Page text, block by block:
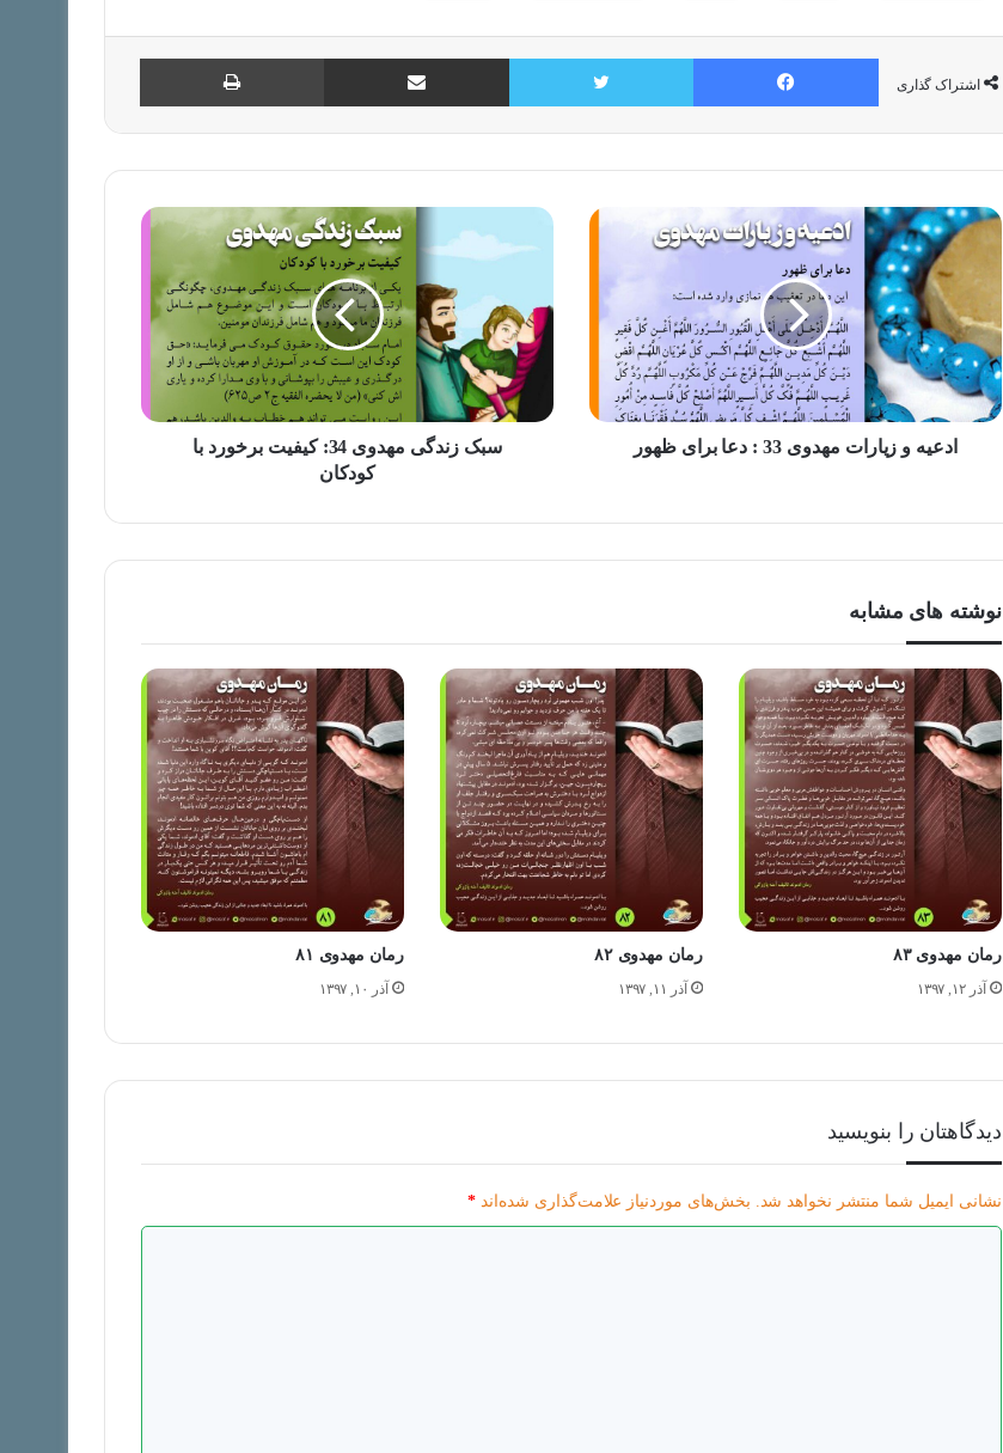
اشتراک گذاری
فیسبوک توییتر اشتراک با ایمیل
ادعیه و زیارات مهدوی 33 : دعا برای ظهور
سبک زندگی مهدوی 34: کیفیت برخورد با
کودکان
نوشته های مشابه
رمان مهدوی ۸۳
آذر ۱۲, ۱۳۹۷
رمان مهدوی ۸۲
آذر ۱۱, ۱۳۹۷
رمان مهدوی ۸۱
آذر ۱۰, ۱۳۹۷
دیدگاهتان را بنویسید
نشانی ایمیل شما منتشر نخواهد شد. بخش‌های موردنیاز علامت‌گذاری شده‌اند *